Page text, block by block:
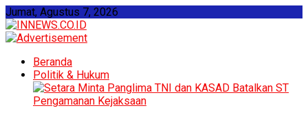
Jumat, Agustus 7, 2026
Beranda
Politik & Hukum